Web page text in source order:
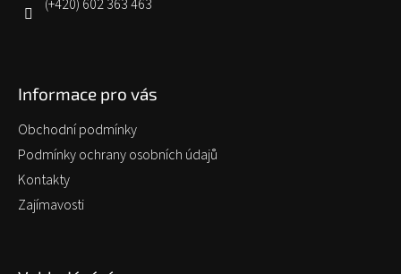
(+420) 602 363 463
Informace pro vás
Obchodní podmínky
Podmínky ochrany osobních údajů
Kontakty
Zajímavosti